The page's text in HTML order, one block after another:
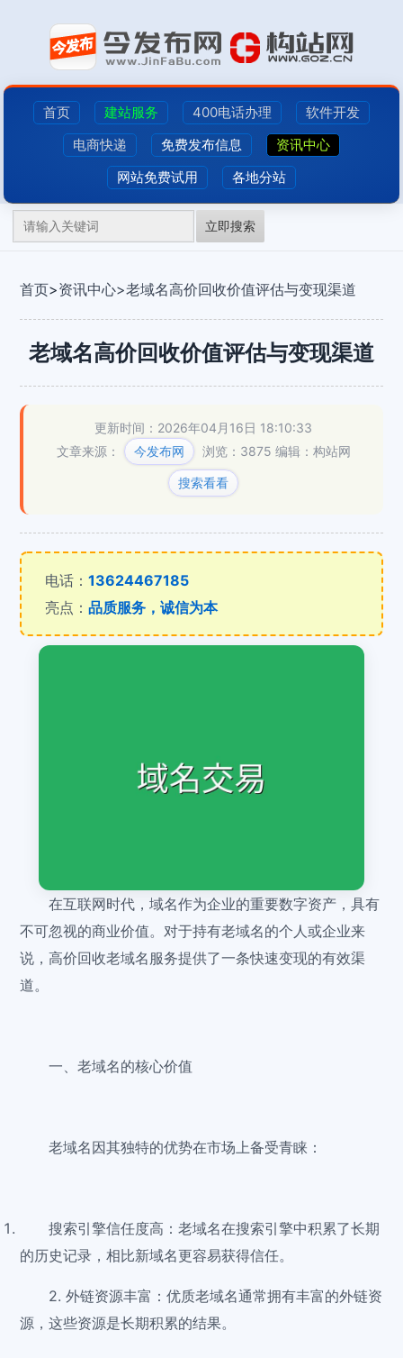
首页 建站服务 400电话办理
软件开发
电商快递
免费发布信息
资讯中心
网站免费试用
各地分站
立即搜索
首页>资讯中心>老域名高价回收价值评估与变现渠道
老域名高价回收价值评估与变现渠道
更新时间：2026年04月16日 18:10:33
文章来源：
今发布网 浏览：3875 编辑：构站网
搜索看看
电话：13624467185
亮点：品质服务，诚信为本
在互联网时代，域名作为企业的重要数字资产，具有
不可忽视的商业价值。对于持有老域名的个人或企业来
说，高价回收老域名服务提供了一条快速变现的有效渠
道。
一、老域名的核心价值
老域名因其独特的优势在市场上备受青睐：
搜索引擎信任度高：老域名在搜索引擎中积累了长期
的历史记录，相比新域名更容易获得信任。
2. 外链资源丰富：优质老域名通常拥有丰富的外链资
源，这些资源是长期积累的结果。